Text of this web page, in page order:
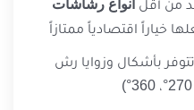
من أقل أنواع رشاشات
خياراً اقتصادياً ممتازاً
تتوفر بأشكال وزوايا رش